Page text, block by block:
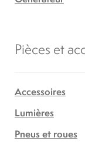
Pièces et
Accessoires
Lumières
Pneus et roues